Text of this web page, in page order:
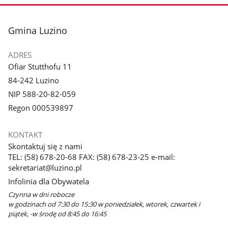
stopka
Gmina Luzino
ADRES
Ofiar Stutthofu 11
84-242 Luzino
NIP 588-20-82-059
Regon 000539897
KONTAKT
Skontaktuj się z nami
TEL: (58) 678-20-68 FAX: (58) 678-23-25 e-mail:
sekretariat@luzino.pl
Infolinia dla Obywatela
Czynna w dni robocze
w godzinach od 7:30 do 15:30 w poniedziałek, wtorek, czwartek i
piątek, -w środę od 8:45 do 16:45